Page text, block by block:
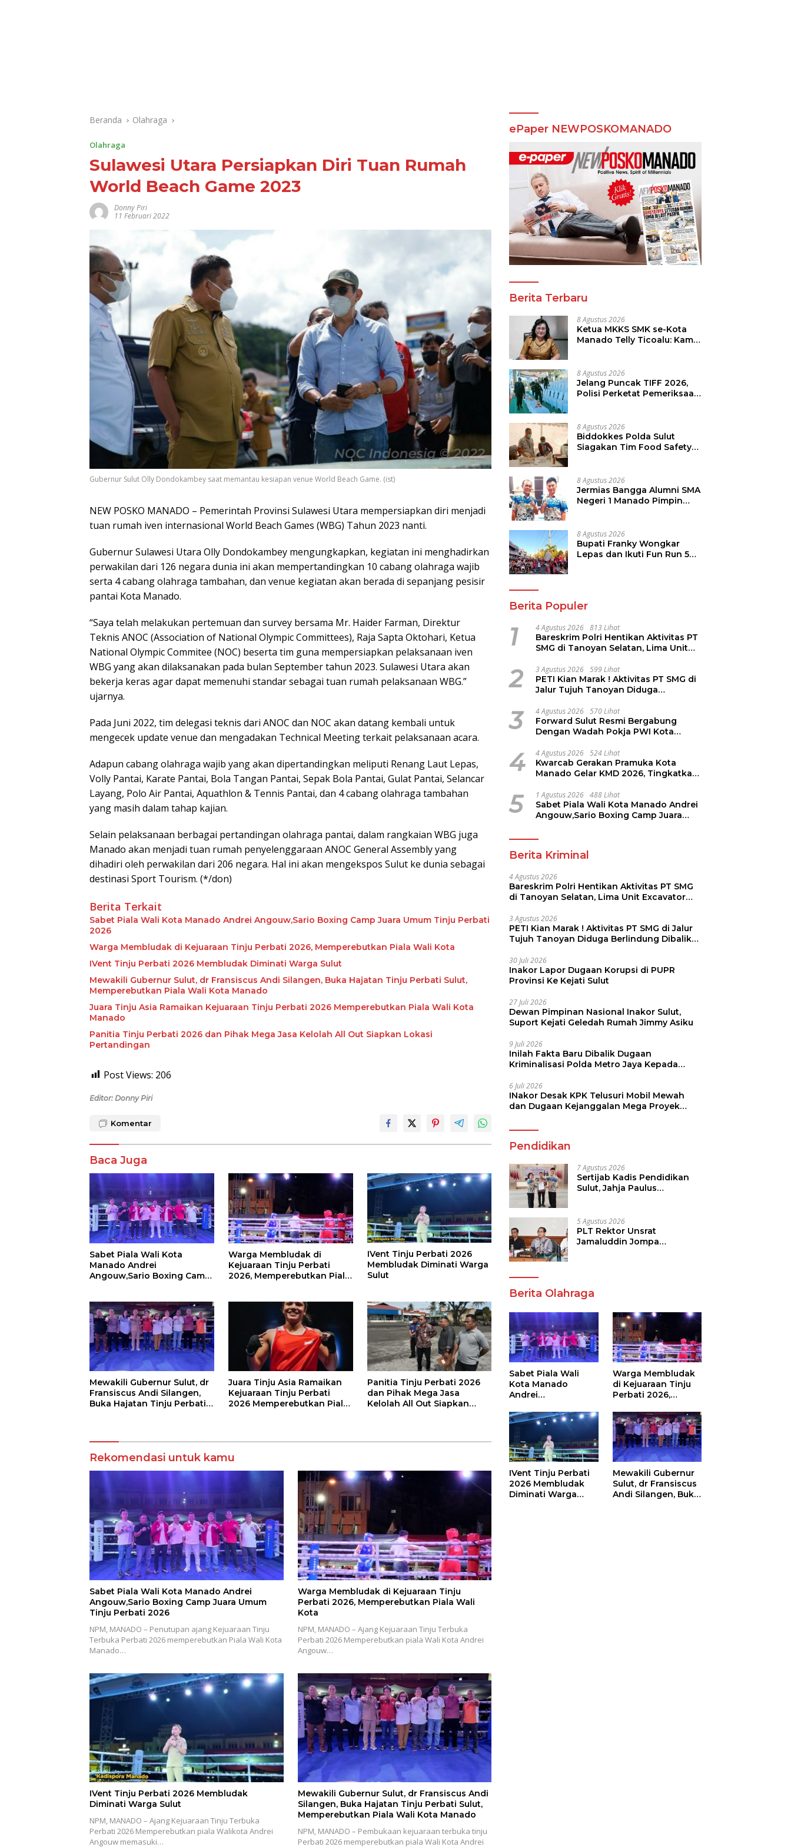
Beranda Olahraga
Olahraga
Sulawesi Utara Persiapkan Diri Tuan Rumah
World Beach Game 2023
Donny Piri
11 Februari 2022
Gubernur Sulut Olly Dondokambey saat memantau kesiapan venue World Beach Game. (ist)
NEW POSKO MANADO – Pemerintah Provinsi Sulawesi Utara mempersiapkan diri menjadi
tuan rumah iven internasional World Beach Games (WBG) Tahun 2023 nanti.
Gubernur Sulawesi Utara Olly Dondokambey mengungkapkan, kegiatan ini menghadirkan
perwakilan dari 126 negara dunia ini akan mempertandingkan 10 cabang olahraga wajib
serta 4 cabang olahraga tambahan, dan venue kegiatan akan berada di sepanjang pesisir
pantai Kota Manado.
“Saya telah melakukan pertemuan dan survey bersama Mr. Haider Farman, Direktur
Teknis ANOC (Association of National Olympic Committees), Raja Sapta Oktohari, Ketua
National Olympic Commitee (NOC) beserta tim guna mempersiapkan pelaksanaan iven
WBG yang akan dilaksanakan pada bulan September tahun 2023. Sulawesi Utara akan
bekerja keras agar dapat memenuhi standar sebagai tuan rumah pelaksanaan WBG.”
ujarnya.
Pada Juni 2022, tim delegasi teknis dari ANOC dan NOC akan datang kembali untuk
mengecek update venue dan mengadakan Technical Meeting terkait pelaksanaan acara.
Adapun cabang olahraga wajib yang akan dipertandingkan meliputi Renang Laut Lepas,
Volly Pantai, Karate Pantai, Bola Tangan Pantai, Sepak Bola Pantai, Gulat Pantai, Selancar
Layang, Polo Air Pantai, Aquathlon & Tennis Pantai, dan 4 cabang olahraga tambahan
yang masih dalam tahap kajian.
Selain pelaksanaan berbagai pertandingan olahraga pantai, dalam rangkaian WBG juga
Manado akan menjadi tuan rumah penyelenggaraan ANOC General Assembly yang
dihadiri oleh perwakilan dari 206 negara. Hal ini akan mengekspos Sulut ke dunia sebagai
destinasi Sport Tourism. (*/don)
Berita Terkait
Sabet Piala Wali Kota Manado Andrei Angouw,Sario Boxing Camp Juara Umum Tinju Perbati
2026
Warga Membludak di Kejuaraan Tinju Perbati 2026, Memperebutkan Piala Wali Kota
IVent Tinju Perbati 2026 Membludak Diminati Warga Sulut
Mewakili Gubernur Sulut, dr Fransiscus Andi Silangen, Buka Hajatan Tinju Perbati Sulut,
Memperebutkan Piala Wali Kota Manado
Juara Tinju Asia Ramaikan Kejuaraan Tinju Perbati 2026 Memperebutkan Piala Wali Kota
Manado
Panitia Tinju Perbati 2026 dan Pihak Mega Jasa Kelolah All Out Siapkan Lokasi
Pertandingan
Post Views: 206
Editor: Donny Piri
Komentar
Baca Juga
Sabet Piala Wali Kota
Manado Andrei
Angouw,Sario Boxing Camp
Warga Membludak di
Kejuaraan Tinju Perbati
2026, Memperebutkan Piala
IVent Tinju Perbati 2026
Membludak Diminati Warga
Sulut
Mewakili Gubernur Sulut, dr
Fransiscus Andi Silangen,
Buka Hajatan Tinju Perbati
Juara Tinju Asia Ramaikan
Kejuaraan Tinju Perbati
2026 Memperebutkan Piala
Panitia Tinju Perbati 2026
dan Pihak Mega Jasa
Kelolah All Out Siapkan
Rekomendasi untuk kamu
Sabet Piala Wali Kota Manado Andrei
Angouw,Sario Boxing Camp Juara Umum
Tinju Perbati 2026
NPM, MANADO – Penutupan ajang Kejuaraan Tinju
Terbuka Perbati 2026 memperebutkan Piala Wali Kota
Manado…
Warga Membludak di Kejuaraan Tinju
Perbati 2026, Memperebutkan Piala Wali
Kota
NPM, MANADO – Ajang Kejuaraan Tinju Terbuka
Perbati 2026 Memperebutkan piala Wali Kota Andrei
Angouw…
IVent Tinju Perbati 2026 Membludak
Diminati Warga Sulut
NPM, MANADO – Ajang Kejuaraan Tinju Terbuka
Perbati 2026 Memperebutkan piala Walikota Andrei
Angouw memasuki…
Mewakili Gubernur Sulut, dr Fransiscus Andi
Silangen, Buka Hajatan Tinju Perbati Sulut,
Memperebutkan Piala Wali Kota Manado
NPM, MANADO – Pembukaan kejuaraan terbuka tinju
Perbati 2026 memperebutkan piala Wali Kota Andrei
ePaper NEWPOSKOMANADO
Berita Terbaru
8 Agustus 2026
Ketua MKKS SMK se-Kota
Manado Telly Ticoalu: Kami
Rondonuwu
8 Agustus 2026
Jelang Puncak TIFF 2026,
Polisi Perketat Pemeriksaan
8 Agustus 2026
Biddokkes Polda Sulut
Siagakan Tim Food Safety
8 Agustus 2026
Jermias Bangga Alumni SMA
Negeri 1 Manado Pimpin
8 Agustus 2026
Bupati Franky Wongkar
Lepas dan Ikuti Fun Run 5K
Berita Populer
1 4 Agustus 2026 813 Lihat
Bareskrim Polri Hentikan Aktivitas PT
SMG di Tanoyan Selatan, Lima Unit
2 3 Agustus 2026 599 Lihat
PETI Kian Marak ! Aktivitas PT SMG di
Jalur Tujuh Tanoyan Diduga
3 4 Agustus 2026 570 Lihat
Forward Sulut Resmi Bergabung
Dengan Wadah Pokja PWI Kota
4 4 Agustus 2026 524 Lihat
Kwarcab Gerakan Pramuka Kota
Manado Gelar KMD 2026, Tingkatkan
Pramuka
5 1 Agustus 2026 488 Lihat
Sabet Piala Wali Kota Manado Andrei
Angouw,Sario Boxing Camp Juara
Berita Kriminal
4 Agustus 2026
Bareskrim Polri Hentikan Aktivitas PT SMG
di Tanoyan Selatan, Lima Unit Excavator
3 Agustus 2026
PETI Kian Marak ! Aktivitas PT SMG di Jalur
Tujuh Tanoyan Diduga Berlindung Dibalik
30 Juli 2026
Inakor Lapor Dugaan Korupsi di PUPR
Provinsi Ke Kejati Sulut
27 Juli 2026
Dewan Pimpinan Nasional Inakor Sulut,
Suport Kejati Geledah Rumah Jimmy Asiku
9 Juli 2026
Inilah Fakta Baru Dibalik Dugaan
Kriminalisasi Polda Metro Jaya Kepada
6 Juli 2026
INakor Desak KPK Telusuri Mobil Mewah
dan Dugaan Kejanggalan Mega Proyek
Pendidikan
7 Agustus 2026
Sertijab Kadis Pendidikan
Sulut, Jahja Paulus
Pendidikan
5 Agustus 2026
PLT Rektor Unsrat
Jamaluddin Jompa
Berita Olahraga
Sabet Piala Wali
Kota Manado
Andrei
Boxing Camp Juara
Umum Tinju Perbati
2026
Warga Membludak
di Kejuaraan Tinju
Perbati 2026,
Piala Wali Kota
IVent Tinju Perbati
2026 Membludak
Diminati Warga
Mewakili Gubernur
Sulut, dr Fransiscus
Andi Silangen, Buka